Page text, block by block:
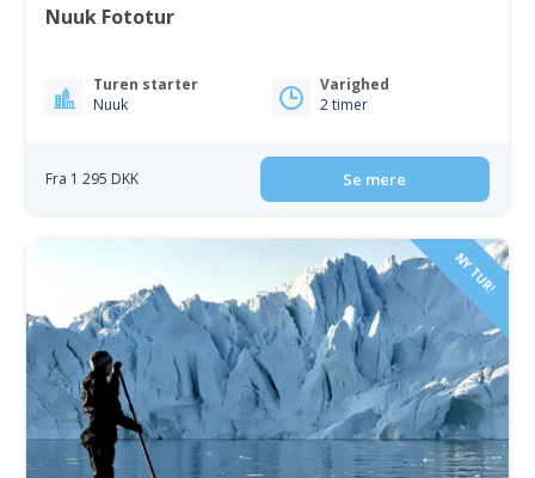
Nuuk Fototur
Turen starter
Nuuk
Varighed
2 timer
Fra 1 295 DKK Se mere
NY TUR!